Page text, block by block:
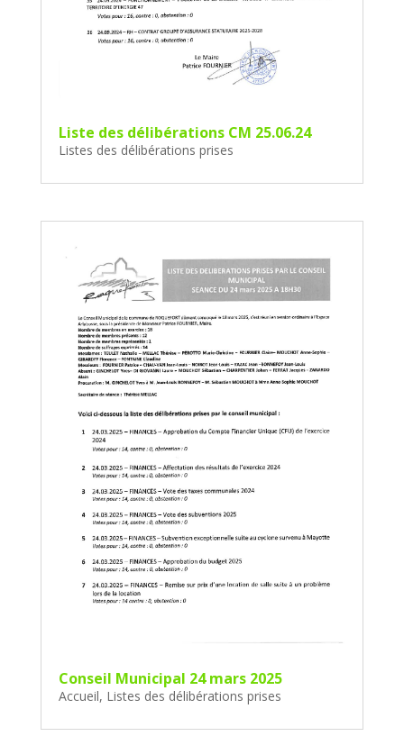
Liste des délibérations CM 25.06.24
Listes des délibérations prises
Conseil Municipal 24 mars 2025
Accueil, Listes des délibérations prises